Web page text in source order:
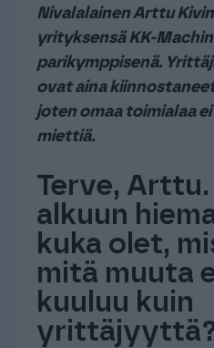
Nivalalainen Arttu
yrityksensä KK-
parikymppisenä.
ovat aina
joten omaa toimialaa
miettiä.
Terve,
alkuun
kuka olet,
mitä muuta
kuuluu kuin